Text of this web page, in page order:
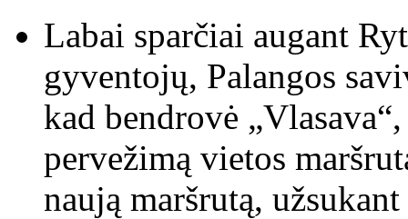
Labai sparčiai augant
gyventojų, Palangos
kad bendrovė
pervežimą vietos
naują maršrutą,